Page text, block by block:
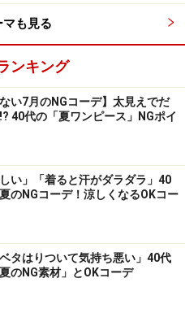
のスカイブルーアイ
ャーベットカラーがラン
引いたのが、爽やかで優
。透明感と清潔感を持ちつ
くれるので、大人女性にぴ
ブルーのカットソーにリ
おうち時間に最適なコー
も見る
ンキング
い7月のNGコーデ】太見えでだ
40代の「夏ワンピース」NGポイ
しい」「着ると汗がダラダラ」40
のNGコーデ！涼しくなるOKコー
ベタはりついて気持ち悪い」40代
のNG素材」とOKコーデ